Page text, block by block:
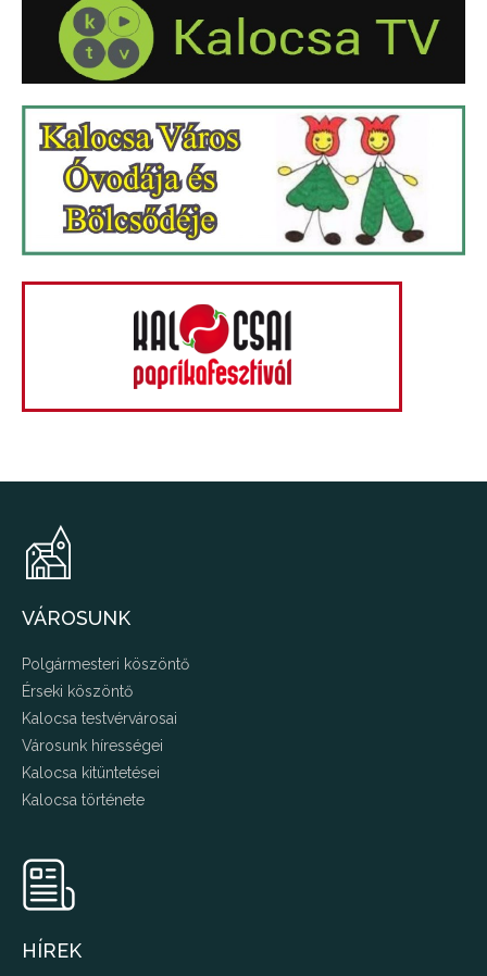
VÁROSUNK
Polgármesteri köszöntő
Érseki köszöntő
Kalocsa testvérvárosai
Városunk hírességei
Kalocsa kitüntetései
Kalocsa története
HÍREK